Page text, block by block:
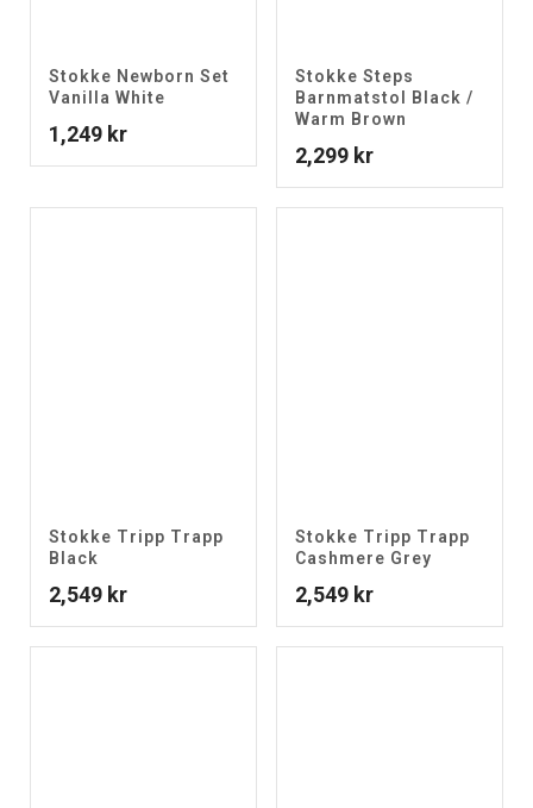
Stokke Newborn Set
Vanilla White
1,249 kr
Stokke Steps
Barnmatstol Black /
Warm Brown
2,299 kr
Stokke Tripp Trapp
Black
2,549 kr
Stokke Tripp Trapp
Cashmere Grey
2,549 kr